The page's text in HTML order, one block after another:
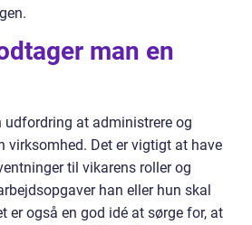
man en
at administrere og
virksomhed. Det er vigtigt at have
til vikarens roller og
han eller hun skal
er også en god idé at sørge for, at